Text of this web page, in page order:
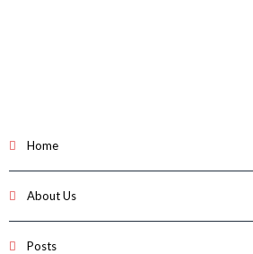
Home
About Us
Posts